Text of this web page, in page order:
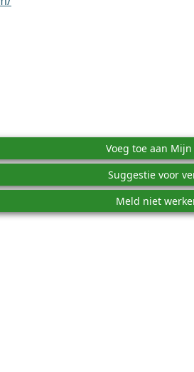
Voeg toe aan
Suggestie voor
Meld niet